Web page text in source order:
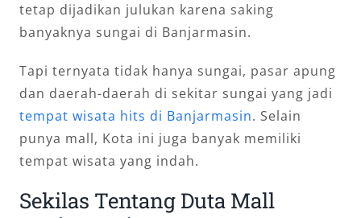
tetap dijadikan julukan karena saking
banyaknya sungai di Banjarmasin.
Tapi ternyata tidak hanya sungai, pasar apung
dan daerah-daerah di sekitar sungai yang jadi
tempat wisata hits di Banjarmasin. Selain
punya mall, Kota ini juga banyak memiliki
tempat wisata yang indah.
Sekilas Tentang Duta Mall